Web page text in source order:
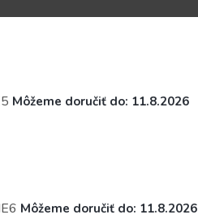
Môžeme doručiť do: 11.8.2026
Môžeme doručiť do: 11.8.2026